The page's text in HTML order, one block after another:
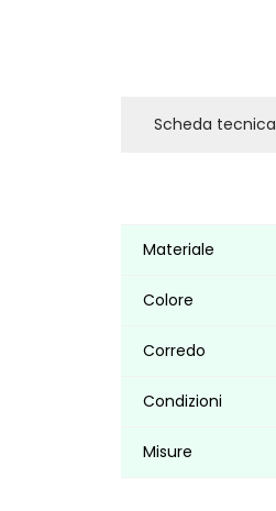
Scheda tecnica
Materiale
Colore
Corredo
Condizioni
Misure